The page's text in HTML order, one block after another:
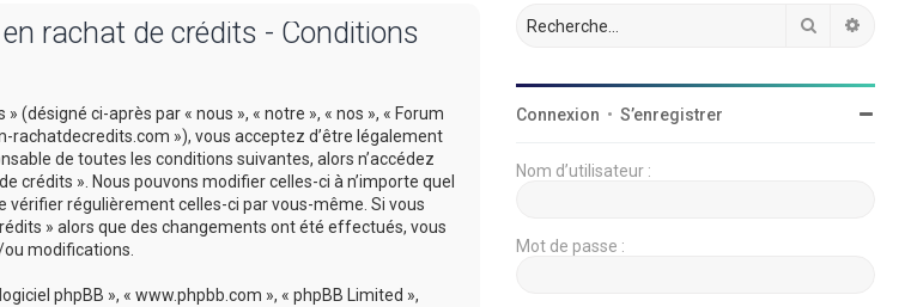
rachat de crédits - Conditions
(désigné ci-après par « nous », « notre », « nos », « Forum
»), vous acceptez d’être légalement
de toutes les conditions suivantes, alors n’accédez
crédits ». Nous pouvons modifier celles-ci à n’importe quel
régulièrement celles-ci par vous-même. Si vous
» alors que des changements ont été effectués, vous
modifications.
phpBB », « www.phpbb.com », « phpBB Limited »,
Rechercher
Connexion • S’enregistrer
Nom d’utilisateur :
Mot de passe :